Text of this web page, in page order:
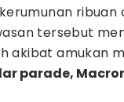
ribuan
tersebut
akibat amukan
parade,